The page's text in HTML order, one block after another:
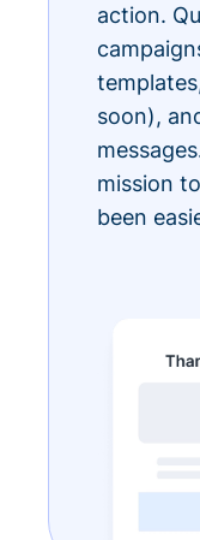
action.
soon),
mission
been